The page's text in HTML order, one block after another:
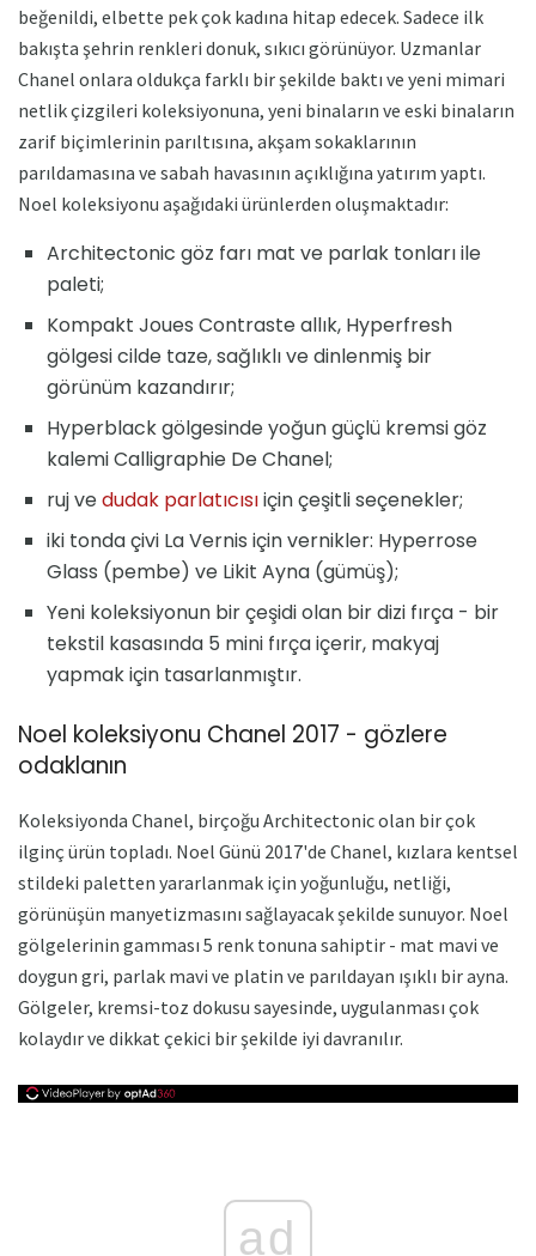
beğenildi, elbette pek çok kadına hitap edecek. Sadece ilk
bakışta şehrin renkleri donuk, sıkıcı görünüyor. Uzmanlar
Chanel onlara oldukça farklı bir şekilde baktı ve yeni mimari
netlik çizgileri koleksiyonuna, yeni binaların ve eski binaların
zarif biçimlerinin parıltısına, akşam sokaklarının
parıldamasına ve sabah havasının açıklığına yatırım yaptı.
Noel koleksiyonu aşağıdaki ürünlerden oluşmaktadır:
Architectonic göz farı mat ve parlak tonları ile
paleti;
Kompakt Joues Contraste allık, Hyperfresh
gölgesi cilde taze, sağlıklı ve dinlenmiş bir
görünüm kazandırır;
Hyperblack gölgesinde yoğun güçlü kremsi göz
kalemi Calligraphie De Chanel;
ruj vedudak parlatıcısıiçin çeşitli seçenekler;
iki tonda çivi La Vernis için vernikler: Hyperrose
Glass (pembe) ve Likit Ayna (gümüş);
Yeni koleksiyonun bir çeşidi olan bir dizi fırça - bir
tekstil kasasında 5 mini fırça içerir, makyaj
yapmak için tasarlanmıştır.
Noel koleksiyonu Chanel 2017 - gözlere
odaklanın
Koleksiyonda Chanel, birçoğu Architectonic olan bir çok
ilginç ürün topladı. Noel Günü 2017'de Chanel, kızlara kentsel
stildeki paletten yararlanmak için yoğunluğu, netliği,
görünüşün manyetizmasını sağlayacak şekilde sunuyor. Noel
gölgelerinin gamması 5 renk tonuna sahiptir - mat mavi ve
doygun gri, parlak mavi ve platin ve parıldayan ışıklı bir ayna.
Gölgeler, kremsi-toz dokusu sayesinde, uygulanması çok
kolaydır ve dikkat çekici bir şekilde iyi davranılır.
ad